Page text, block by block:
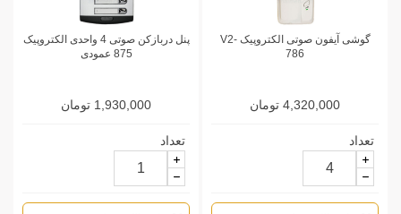
گوشی آیفون صوتی الکتروپیک V2-
786
4,320,000 تومان
تعداد
پنل دربازکن صوتی 4 واحدی الکتروپیک
875 عمودی
1,930,000 تومان
تعداد